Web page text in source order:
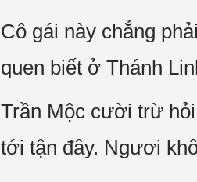
Cô gái này chẳng
quen biết ở Thánh
Trần Mộc cười trừ
tới tận đây. Ngươi